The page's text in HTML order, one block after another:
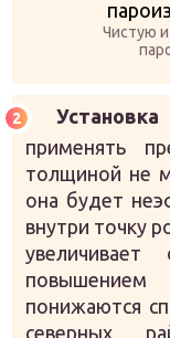
Чистую
применять
толщиной не
она будет
внутри точку
понижаются
северных